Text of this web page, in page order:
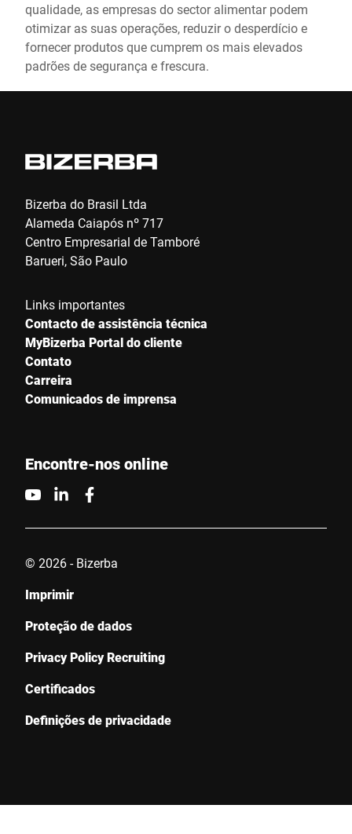
qualidade, as empresas do sector alimentar podem
otimizar as suas operações, reduzir o desperdício e
fornecer produtos que cumprem os mais elevados
padrões de segurança e frescura.
Bizerba do Brasil Ltda
Alameda Caiapós nº 717
Centro Empresarial de Tamboré
Barueri, São Paulo
Links importantes
Contacto de assistência técnica
MyBizerba Portal do cliente
Contato
Carreira
Comunicados de imprensa
Encontre-nos online
© 2026 - Bizerba
Imprimir
Proteção de dados
Privacy Policy Recruiting
Certificados
Definições de privacidade